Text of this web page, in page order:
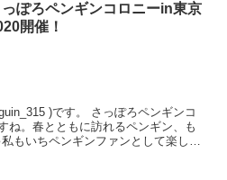
っぽろペンギンコロニーin東京
開催！
)です。 さっぽろペンギンコ
ね。春とともに訪れるペンギン、も
もいちペンギンファンとして楽しみ